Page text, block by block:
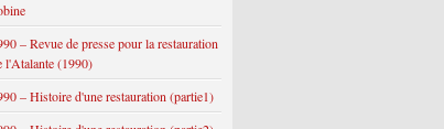
– Revue de presse pour la restauration
l'Atalante (1990)
– Histoire d'une restauration (partie1)